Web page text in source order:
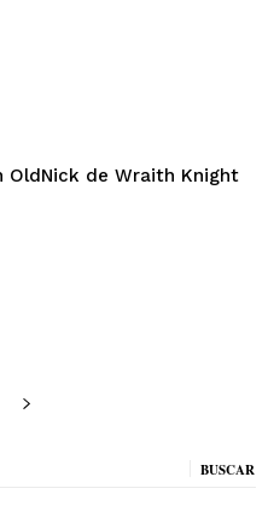
OldNick de Wraith Knight